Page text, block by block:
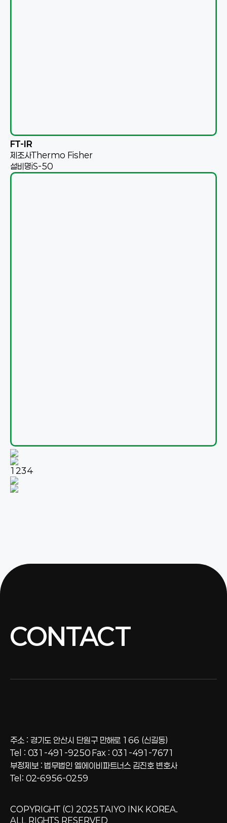
FT-IR
제조사Thermo Fisher
설비명iS-50
1 234
CONTACT
주소 : 경기도 안산시 단원구 만해로 166 (신길동)
Tel : 031-491-9250 Fax : 031-491-7671
부정제보 : 법무법인 엘에이비파트너스 김진호 변호사
Tel: 02-6956-0259
COPYRIGHT (C) 2025 TAIYO INK KOREA.
ALL RIGHTS RESERVED